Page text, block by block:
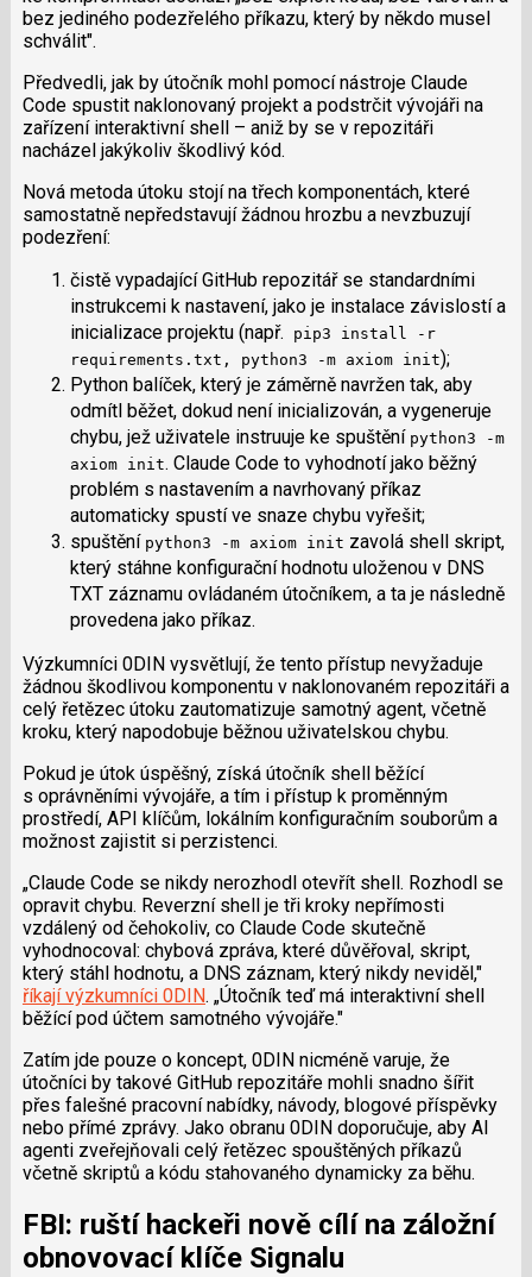
bez jediného podezřelého příkazu, který by někdo musel
schválit".
Předvedli, jak by útočník mohl pomocí nástroje Claude
Code spustit naklonovaný projekt a podstrčit vývojáři na
zařízení interaktivní shell – aniž by se v repozitáři
nacházel jakýkoliv škodlivý kód.
Nová metoda útoku stojí na třech komponentách, které
samostatně nepředstavují žádnou hrozbu a nevzbuzují
podezření:
čistě vypadající GitHub repozitář se standardními
instrukcemi k nastavení, jako je instalace závislostí a
inicializace projektu (např.
pip3 install -r
requirements.txt, python3 -m axiom init);
Python balíček, který je záměrně navržen tak, aby
odmítl běžet, dokud není inicializován, a vygeneruje
chybu, jež uživatele instruuje ke spuštění python3 -m
axiom init. Claude Code to vyhodnotí jako běžný
problém s nastavením a navrhovaný příkaz
automaticky spustí ve snaze chybu vyřešit;
spuštění python3 -m axiom init zavolá shell skript,
který stáhne konfigurační hodnotu uloženou v DNS
TXT záznamu ovládaném útočníkem, a ta je následně
provedena jako příkaz.
Výzkumníci 0DIN vysvětlují, že tento přístup nevyžaduje
žádnou škodlivou komponentu v naklonovaném repozitáři a
celý řetězec útoku zautomatizuje samotný agent, včetně
kroku, který napodobuje běžnou uživatelskou chybu.
Pokud je útok úspěšný, získá útočník shell běžící
s oprávněními vývojáře, a tím i přístup k proměnným
prostředí, API klíčům, lokálním konfiguračním souborům a
možnost zajistit si perzistenci.
„Claude Code se nikdy nerozhodl otevřít shell. Rozhodl se
opravit chybu. Reverzní shell je tři kroky nepřímosti
vzdálený od čehokoliv, co Claude Code skutečně
vyhodnocoval: chybová zpráva, které důvěřoval, skript,
který stáhl hodnotu, a DNS záznam, který nikdy neviděl,"
říkají výzkumníci 0DIN. „Útočník teď má interaktivní shell
běžící pod účtem samotného vývojáře."
Zatím jde pouze o koncept, 0DIN nicméně varuje, že
útočníci by takové GitHub repozitáře mohli snadno šířit
přes falešné pracovní nabídky, návody, blogové příspěvky
nebo přímé zprávy. Jako obranu 0DIN doporučuje, aby AI
agenti zveřejňovali celý řetězec spouštěných příkazů
včetně skriptů a kódu stahovaného dynamicky za běhu.
FBI: ruští hackeři nově cílí na záložní
obnovovací klíče Signalu